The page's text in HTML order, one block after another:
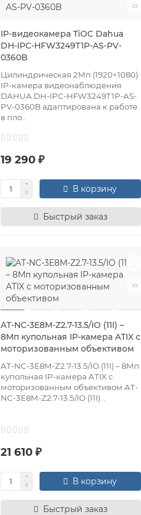
IP-видеокамера TiOC Dahua
DH-IPC-HFW3249T1P-AS-PV-
0360B
Цилиндрическая 2Мп (1920×1080)
IP-камера видеонаблюдения
DAHUA DH-IPC-HFW3249T1P-AS-
PV-0360B адаптирована к работе
в пло..
19 290 ₽
В корзину
Быстрый заказ
AT-NC-3E8M-Z2.7-13.5/IO (11I) –
8Мп купольная IP-камера ATIX с
моторизованным объективом
AT-NC-3E8M-Z2.7-13.5/IO (11I) – 8Мп
купольная IP-камера ATIX с
моторизованным объективом AT-
NC-3E8M-Z2.7-13.5/IO (11I) ..
21 610 ₽
В корзину
Быстрый заказ